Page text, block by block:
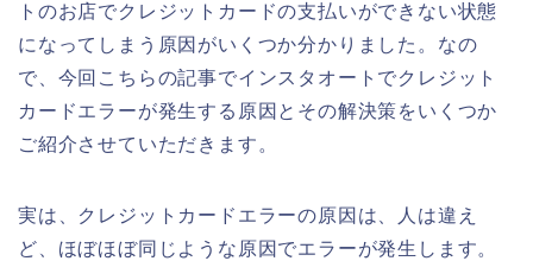
トのお店でクレジットカードの支払いができない状態
になってしまう原因がいくつか分かりました。なの
で、今回こちらの記事でインスタオートでクレジット
カードエラーが発生する原因とその解決策をいくつか
ご紹介させていただきます。
実は、クレジットカードエラーの原因は、人は違え
ど、ほぼほぼ同じような原因でエラーが発生します。